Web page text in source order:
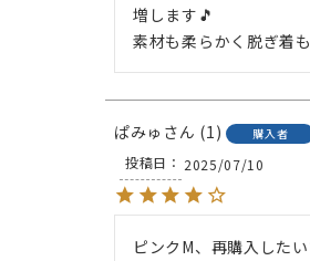
増します🎵
素材も柔らかく脱ぎ着
ぱみゅ 1 購入者
投稿日
2025/07/10
ピンクM、再購入した